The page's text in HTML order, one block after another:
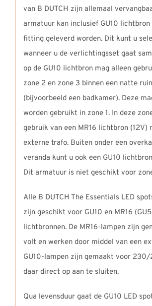
van B DUTCH zijn allemaal
armatuur kan inclusief GU10 lichtbron
fitting geleverd worden. Dit kunt u
wanneer u de verlichtingsset gaat
op de GU10 lichtbron mag alleen
zone 2 en zone 3 binnen een natte
(bijvoorbeeld een badkamer). Deze
worden gebruikt in zone 1. In deze
gebruik van een MR16 lichtbron (12V)
externe trafo. Buiten onder een
veranda kunt u ook een GU10
Dit armatuur is niet geschikt voor
Alle B DUTCH The Essentials LED
zijn geschikt voor GU10 en MR16
lichtbronnen. De MR16-lampen zijn
volt en werken door middel van een
GU10-lampen zijn gemaakt voor
daar direct op aan te sluiten.
Qua levensduur gaat de GU10 LED